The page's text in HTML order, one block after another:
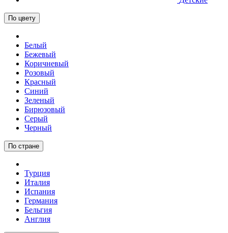
По цвету
Белый
Бежевый
Коричневый
Розовый
Красный
Синий
Зеленый
Бирюзовый
Серый
Черный
По стране
Турция
Италия
Испания
Германия
Бельгия
Англия